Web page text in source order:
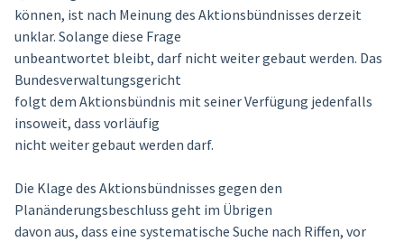
können, ist nach Meinung des Aktionsbündnisses derzeit
unklar. Solange diese Frage
unbeantwortet bleibt, darf nicht weiter gebaut werden. Das
Bundesverwaltungsgericht
folgt dem Aktionsbündnis mit seiner Verfügung jedenfalls
insoweit, dass vorläufig
nicht weiter gebaut werden darf.
Die Klage des Aktionsbündnisses gegen den
Planänderungsbeschluss geht im Übrigen
davon aus, dass eine systematische Suche nach Riffen, vor